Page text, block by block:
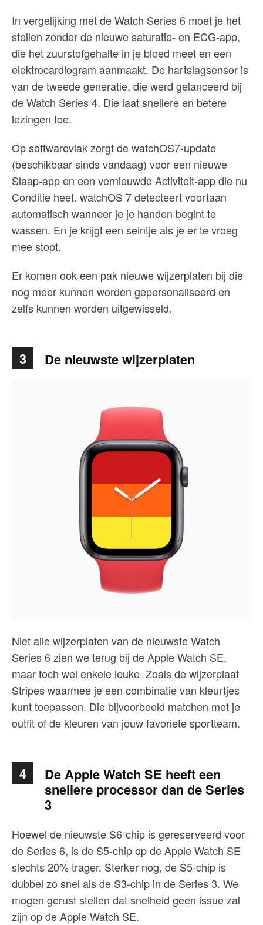
In vergelijking met de Watch Series 6 moet je het
stellen zonder de nieuwe saturatie- en ECG-app,
die het zuurstofgehalte in je bloed meet en een
elektrocardiogram aanmaakt. De hartslagsensor is
van de tweede generatie, die werd gelanceerd bij
de Watch Series 4. Die laat snellere en betere
lezingen toe.
Op softwarevlak zorgt de watchOS7-update
(beschikbaar sinds vandaag) voor een nieuwe
Slaap-app en een vernieuwde Activiteit-app die nu
Conditie heet. watchOS 7 detecteert voortaan
automatisch wanneer je je handen begint te
wassen. En je krijgt een seintje als je er te vroeg
mee stopt.
Er komen ook een pak nieuwe wijzerplaten bij die
nog meer kunnen worden gepersonaliseerd en
zelfs kunnen worden uitgewisseld.
3 De nieuwste wijzerplaten
Niet alle wijzerplaten van de nieuwste Watch
Series 6 zien we terug bij de Apple Watch SE,
maar toch wel enkele leuke. Zoals de wijzerplaat
Stripes waarmee je een combinatie van kleurtjes
kunt toepassen. Die bijvoorbeeld matchen met je
outfit of de kleuren van jouw favoriete sportteam.
4
De Apple Watch SE heeft een
snellere processor dan de Series
3
Hoewel de nieuwste S6-chip is gereserveerd voor
de Series 6, is de S5-chip op de Apple Watch SE
slechts 20% trager. Sterker nog, de S5-chip is
dubbel zo snel als de S3-chip in de Series 3. We
mogen gerust stellen dat snelheid geen issue zal
zijn op de Apple Watch SE.